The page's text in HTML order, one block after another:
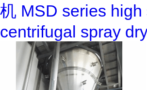
机 MSD series high
centrifugal spray